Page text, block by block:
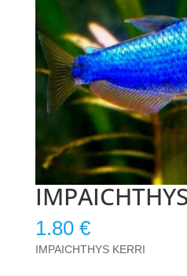
1.80 €
IMPAICHTHYS KERRI